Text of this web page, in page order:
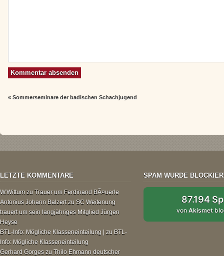
«Sommerseminare der badischen Schachjugend
LETZTE KOMMENTARE
W.Wittum zu Trauer um Ferdinand BÃ¤uerle
Antonius Johann Balzertzu SC Weitenung
trauert um sein langjähriges Mitglied Jürgen
Heyse
BTL-Info: Mögliche Klasseneinteilung | zu BTL-
Info: Mögliche Klasseneinteilung
Gerhard Gorges zu Thilo Ehmann deutscher
SPAM WURDE
87.194
vonAkismet